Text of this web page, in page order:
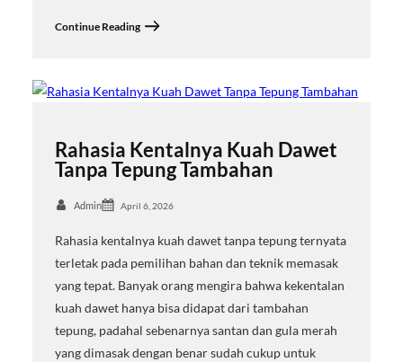
Continue Reading
Rahasia Kentalnya Kuah Dawet
Tanpa Tepung Tambahan
Admin April 6, 2026
Rahasia kentalnya kuah dawet tanpa tepung ternyata
terletak pada pemilihan bahan dan teknik memasak
yang tepat. Banyak orang mengira bahwa kekentalan
kuah dawet hanya bisa didapat dari tambahan
tepung, padahal sebenarnya santan dan gula merah
yang dimasak dengan benar sudah cukup untuk